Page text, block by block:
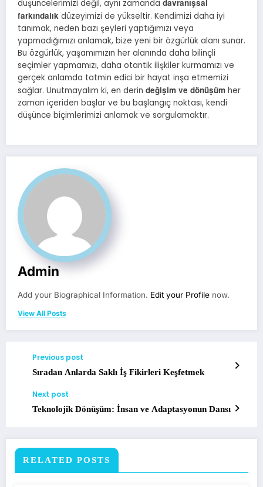
düşüncelerimizi değil, aynı zamanda davranışsal
farkındalık düzeyimizi de yükseltir. Kendimizi daha iyi
tanımak, neden bazı şeyleri yaptığımızı veya
yapmadığımızı anlamak, bize yeni bir özgürlük alanı sunar.
Bu özgürlük, yaşamımızın her alanında daha bilinçli
seçimler yapmamızı, daha otantik ilişkiler kurmamızı ve
gerçek anlamda tatmin edici bir hayat inşa etmemizi
sağlar. Unutmayalım ki, en derin değişim ve dönüşüm her
zaman içeriden başlar ve bu başlangıç noktası, kendi
düşünce biçimlerimizi anlamak ve sorgulamaktır.
Admin
Add your Biographical Information. Edit your Profile now.
View All Posts
Previous post
Sıradan Anlarda Saklı İş Fikirleri Keşfetmek
Next post
Teknolojik Dönüşüm: İnsan ve Adaptasyonun Dansı
RELATED POSTS